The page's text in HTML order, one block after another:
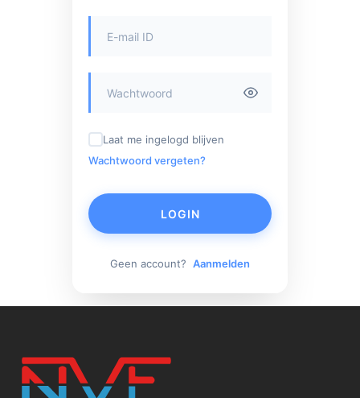
Laat me ingelogd blijven
Wachtwoord vergeten?
LOGIN
Geen account? Aanmelden